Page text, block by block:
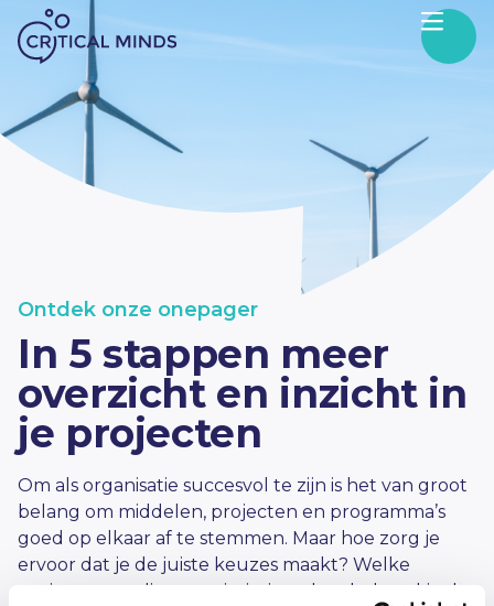
Skip to content
Ontdek onze onepager
In 5 stappen meer
overzicht en inzicht in
je projecten
Om als organisatie succesvol te zijn is het van groot
belang om middelen, projecten en programma’s
goed op elkaar af te stemmen. Maar hoe zorg je
ervoor dat je de juiste keuzes maakt? Welke
projecten verdienen prioriteit en hoe behoud je de